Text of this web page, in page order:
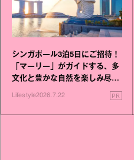
シンガポール3泊5日にご招待！
「マーリー」がガイドする、多
文化と豊かな自然を楽しみ尽く
Lifestyle2026.7.22 PR